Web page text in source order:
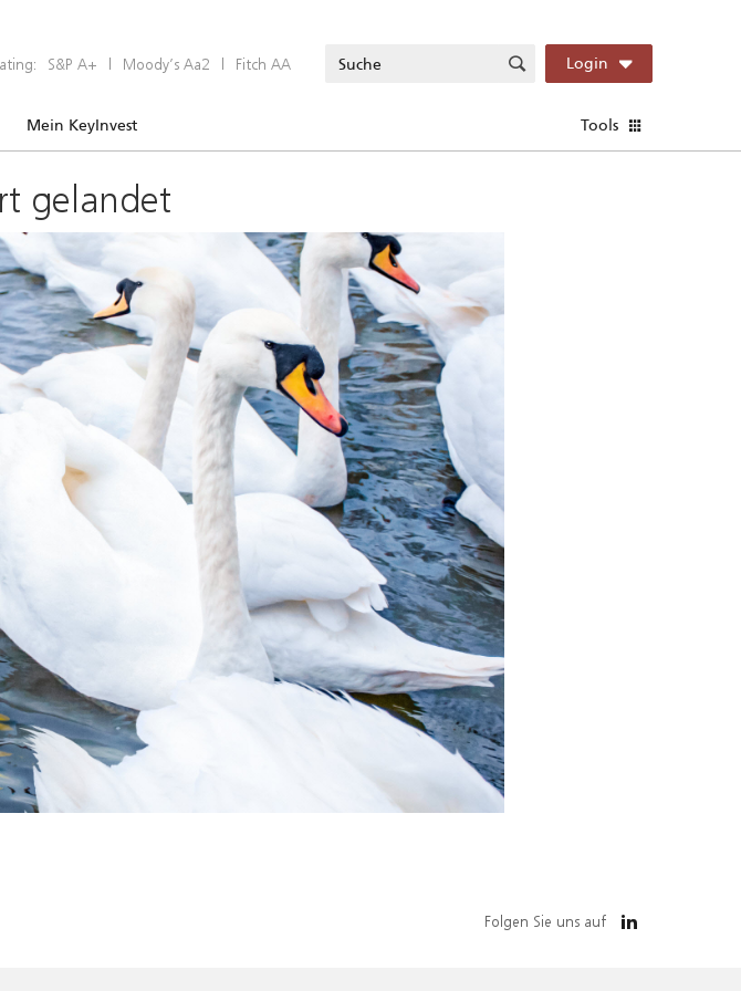
S&P A+ | Moody’s Aa2 | Fitch AA Login
Mein KeyInvest Tools
gelandet
Folgen Sie uns auf